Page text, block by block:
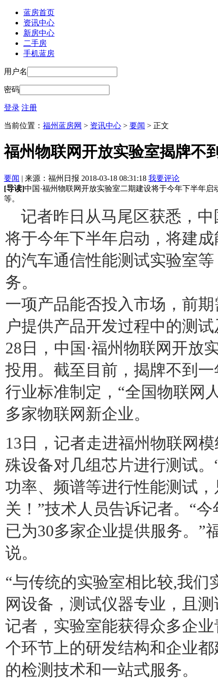
蓝房首页
资讯中心
新房中心
二手房
手机蓝房
用户名
密码
登录 注册
当前位置： 福州蓝房网 > 资讯中心 > 要闻 > 正文
福州物联网开放实验室揭牌不
要闻 | 来源：福州日报 2018-03-18 08:31:18 我要评论
[导读]中国·福州物联网开放实验室二期建设将于今年下半年
等。
记者昨日从马尾区获悉，中
将于今年下半年启动，将建
的汽车通信性能测试实验室
务。
一项产品能否投入市场，前
户提供产品开发过程中的测
28日，中国·福州物联网开放
投用。截至目前，揭牌不到
行业标准制定，“全国物联网
多家物联网新企业。
13日，记者走进福州物联网
殊设备对几组芯片进行测试
功率、频谱等进行性能测试
关！”技术人员告诉记者。“
已为30多家企业提供服务。”
说。
“与传统的实验室相比较,我
网设备，测试仪器专业，且
记者，实验室能获得众多企
个环节上的研发结构和企业
的检测技术和一站式服务。